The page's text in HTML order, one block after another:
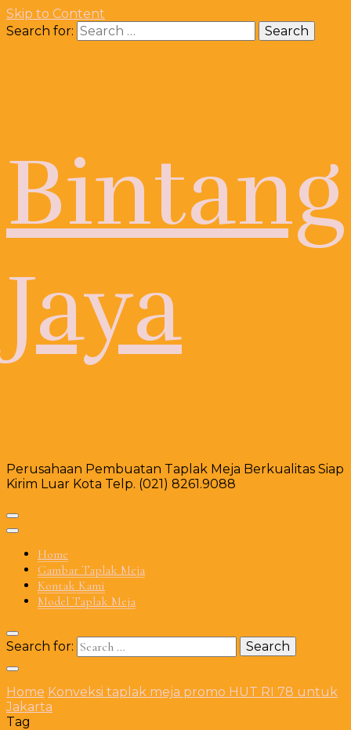
Skip to Content
Search for:
Bintang
Jaya
Perusahaan Pembuatan Taplak Meja Berkualitas Siap
Kirim Luar Kota Telp. (021) 8261.9088
Home
Gambar Taplak Meja
Kontak Kami
Model Taplak Meja
Search for:
Home Konveksi taplak meja promo HUT RI 78 untuk
Jakarta
Tag